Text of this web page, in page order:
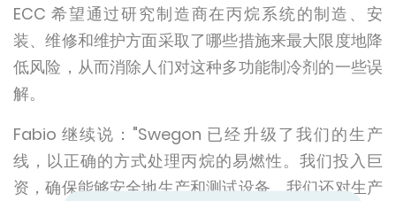
ECC 希望通过研究制造商在丙烷系统的制造、安
装、维修和维护方面采取了哪些措施来最大限度地降
低风险，从而消除人们对这种多功能制冷剂的一些误
解。
Fabio 继续说："Swegon 已经升级了我们的生产
线，以正确的方式处理丙烷的易燃性。我们投入巨
资，确保能够安全地生产和测试设备。我们还对生产